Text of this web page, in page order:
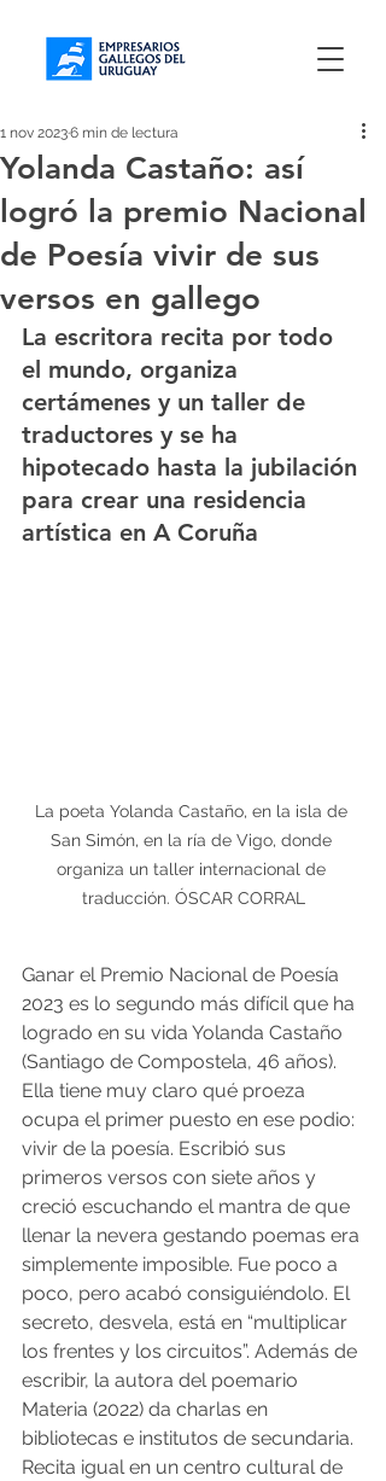
Yolanda Castaño: así
logró la premio Nacional
de Poesía vivir de sus
versos en gallego
1 nov 20236 min de lectura
La escritora recita por todo
el mundo, organiza
certámenes y un taller de
traductores y se ha
hipotecado hasta la jubilación
para crear una residencia
artística en A Coruña
La poeta Yolanda Castaño, en la isla de
San Simón, en la ría de Vigo, donde
organiza un taller internacional de
traducción. ÓSCAR CORRAL
Ganar el Premio Nacional de Poesía
2023 es lo segundo más difícil que ha
logrado en su vida Yolanda Castaño
(Santiago de Compostela, 46 años).
Ella tiene muy claro qué proeza
ocupa el primer puesto en ese podio:
vivir de la poesía. Escribió sus
primeros versos con siete años y
creció escuchando el mantra de que
llenar la nevera gestando poemas era
simplemente imposible. Fue poco a
poco, pero acabó consiguiéndolo. El
secreto, desvela, está en “multiplicar
los frentes y los circuitos”. Además de
escribir, la autora del poemario
Materia (2022) da charlas en
bibliotecas e institutos de secundaria.
Recita igual en un centro cultural de